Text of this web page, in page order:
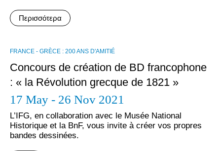
Περισσότερα
FRANCE - GRÈCE : 200 ANS D'AMITIÉ
Concours de création de BD francophone
: « la Révolution grecque de 1821 »
17 May - 26 Nov 2021
L’IFG, en collaboration avec le Musée National
Historique et la BnF, vous invite à créer vos propres
bandes dessinées.